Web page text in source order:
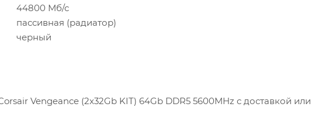
44800 Мб/с
пассивная (радиатор)
черный
Vengeance (2x32Gb KIT) 64Gb DDR5 5600MHz с доставкой или